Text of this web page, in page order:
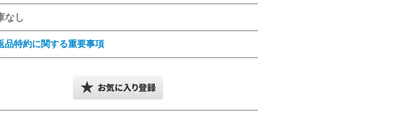
なし
品特約に関する重要事項